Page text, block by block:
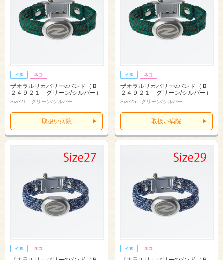
ザオラルリカバリーαバンド（Ｂ
２４９２１ グリーン/シルバー）
Size21 グリーン/シルバー
取扱い病院
ザオラルリカバリーαバンド（Ｂ
２４９２１ グリーン/シルバー）
Size25 グリーン/シルバー
取扱い病院